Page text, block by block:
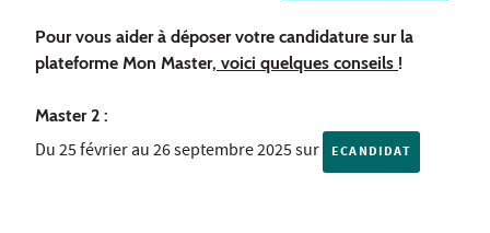
Pour vous aider à déposer votre candidature sur la
plateforme Mon Master, voici quelques conseils !
Master 2 :
Du 25 février au 26 septembre 2025 sur ECANDIDAT